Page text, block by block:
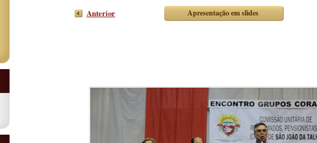
Anterior Apresentação em slides